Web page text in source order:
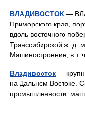
ВЛАДИВОСТОК —
Приморского края,
вдоль восточного
Транссибирской ж. д.
Машиностроение, в
Владивосток —
на Дальнем Востоке.
промышленности: